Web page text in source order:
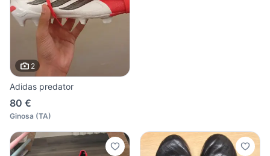
2
Adidas predator
80 €
Ginosa (TA)